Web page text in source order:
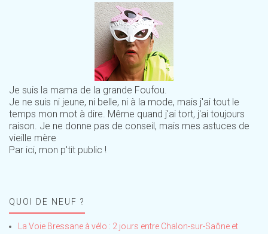
Je suis la mama de la grande Foufou.
Je ne suis ni jeune, ni belle, ni à la mode, mais j'ai tout le
temps mon mot à dire. Même quand j'ai tort, j'ai toujours
raison. Je ne donne pas de conseil, mais mes astuces de
vieille mère
Par ici, mon p'tit public !
QUOI DE NEUF ?
La Voie Bressane à vélo : 2 jours entre Chalon-sur-Saône et